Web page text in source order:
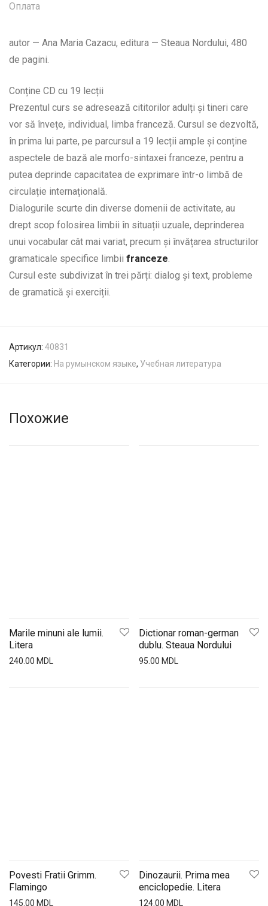
Оплата
autor — Ana Maria Cazacu, editura — Steaua Nordului, 480
de pagini.
Conține CD cu 19 lecții
Prezentul curs se adresează cititorilor adulți și tineri care
vor să învețe, individual, limba franceză. Cursul se dezvoltă,
în prima lui parte, pe parcursul a 19 lecții ample și conține
aspectele de bază ale morfo-sintaxei franceze, pentru a
putea deprinde capacitatea de exprimare într-o limbă de
circulație internațională.
Dialogurile scurte din diverse domenii de activitate, au
drept scop folosirea limbii în situații uzuale, deprinderea
unui vocabular cât mai variat, precum și învățarea structurilor
gramaticale specifice limbii franceze.
Cursul este subdivizat în trei părți: dialog și text, probleme
de gramatică și exerciții.
Артикул: 40831
Категории: На румынском языке, Учебная литература
Похожие
Marile minuni ale lumii.
Litera
240.00 MDL
Dictionar roman-german
dublu. Steaua Nordului
95.00 MDL
Povesti Fratii Grimm.
Flamingo
145.00 MDL
Dinozaurii. Prima mea
enciclopedie. Litera
124.00 MDL